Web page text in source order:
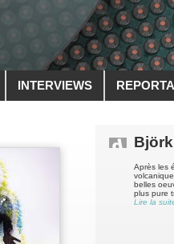
INTERVIEWS
Björk
Après les
belles
plus pure
Lire la